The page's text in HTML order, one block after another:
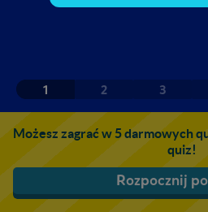
1 2 3
Możesz zagrać w 5 darmowych
quiz!
Rozpocznij